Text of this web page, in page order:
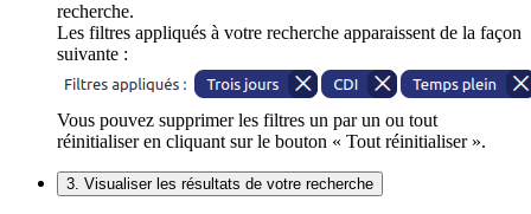
recherche.
Les filtres appliqués à votre recherche apparaissent de la façon
suivante :
Vous pouvez supprimer les filtres un par un ou tout
réinitialiser en cliquant sur le bouton « Tout réinitialiser ».
3. Visualiser les résultats de votre recherche